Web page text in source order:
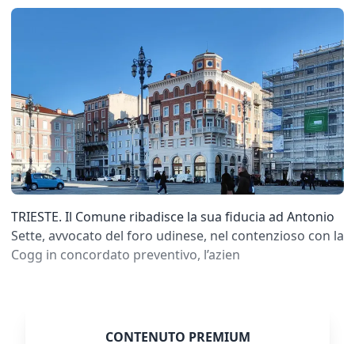
TRIESTE. Il Comune ribadisce la sua fiducia ad Antonio
Sette, avvocato del foro udinese, nel contenzioso con la
Cogg in concordato preventivo, l’azien
CONTENUTO PREMIUM